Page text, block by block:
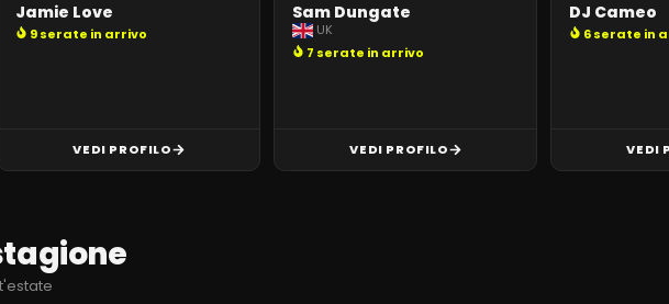
Jamie Love
9 serate in arrivo
VEDI PROFILO
Sam Dungate
UK
7 serate in arrivo
VEDI PROFILO
DJ Cameo
6 serate in
VEDI